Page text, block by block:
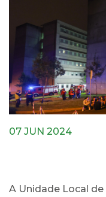
07 JUN 2024
A Unidade Local de